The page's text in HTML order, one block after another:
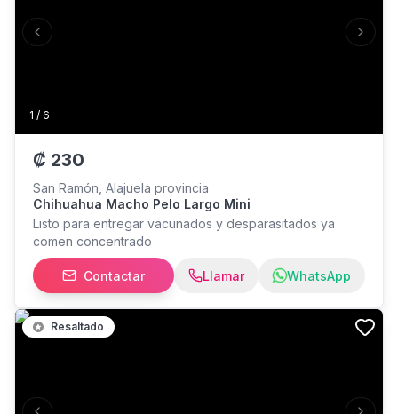
1 / 6
Previous slide Next
₡ 230
San Ramón, Alajuela provincia
Chihuahua Macho Pelo Largo Mini
Listo para entregar vacunados y desparasitados ya
comen concentrado
Contactar Llamar WhatsApp
Resaltado